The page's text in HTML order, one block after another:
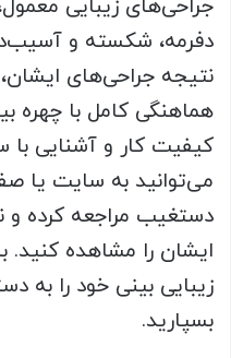
جراحی‌های زیبایی
دفرمه، شکسته و
نتیجه جراحی‌های
هماهنگی کامل با چهره
کیفیت کار و آشنایی
می‌توانید به سایت یا
دستغیب مراجعه کرده و
ایشان را مشاهده کنید.
زیبایی بینی خود را به
بسپارید.